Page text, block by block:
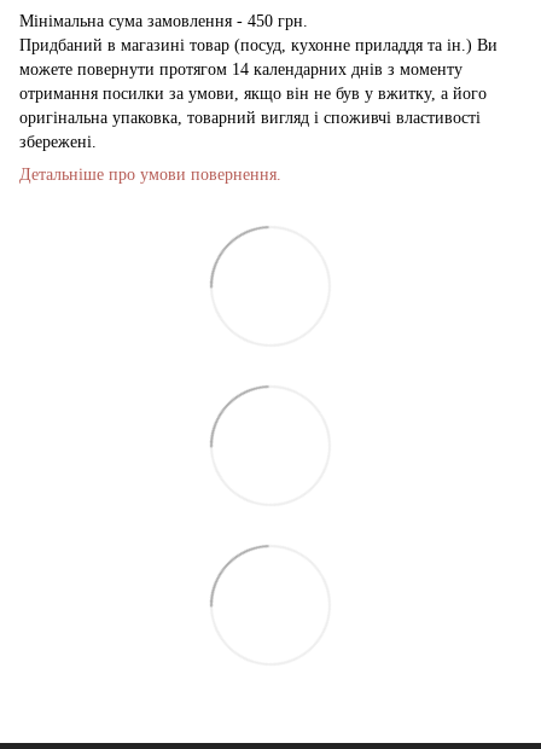
Мінімальна сума замовлення - 450 грн.
Придбаний в магазині товар (посуд, кухонне приладдя та ін.) Ви
можете повернути протягом 14 календарних днів з моменту
отримання посилки за умови, якщо він не був у вжитку, а його
оригінальна упаковка, товарний вигляд і споживчі властивості
збережені.
Детальніше про умови повернення.